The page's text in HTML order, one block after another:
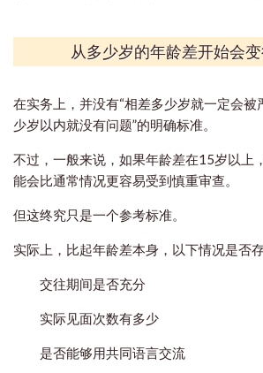
从多少岁的年龄差开始会
在实务上，并没有“相差多少岁就一定会被
少岁以内就没有问题”的明确标准。
不过，一般来说，如果年龄差在15岁以上
能会比通常情况更容易受到慎重审查。
但这终究只是一个参考标准。
实际上，比起年龄差本身，以下情况是否
交往期间是否充分
实际见面次数有多少
是否能够用共同语言交流